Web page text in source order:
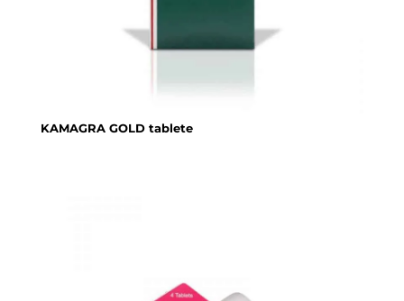
KAMAGRA GOLD tablete